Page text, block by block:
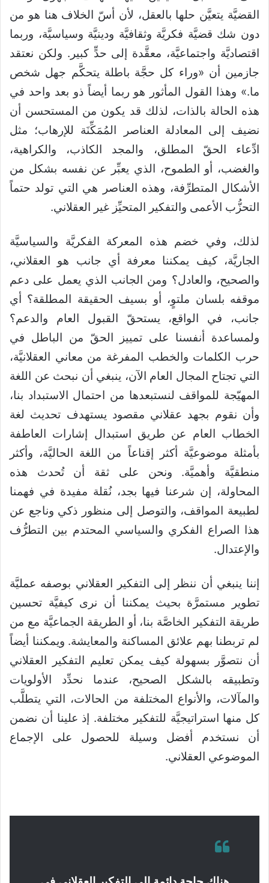
القضيَّة يتعيَّن حلها بالعقل، لأن أسّ الخلاف هنا هو من
دون شك قضيَّة فكريَّة وثقافيَّة ودينيَّة وسياسيَّة، وربما
اقتصاديَّة واجتماعيَّة، معقَّدة إلى حدٍّ كبير. ولكن نعتقد
جازمين أن «وراء كل حجَّة باطلة يتحكَّم جهل شخص
ما.» وهذا القول المأثور هو ربما أيضاً ذو بعد واحد في
هذه الحالة بالذات، لذلك قد يكون من المستحسن أن
نضيف إلى المعادلة العناصر المُمَكِّنَة للإرهاب؛ مثل
ادِّعاء الحقّ المطلق، والمجد الكاذب، والكراهية،
والغضب، أو الطموح، الذي يعبِّر عن نفسه بشكل من
الأشكال المتطرِّفة، وهذه العناصر هي التي تولد حتماً
التحزُّب الأعمى والتفكير المتحيِّز غير العقلاني.
لذلك، وفي خضم هذه المعركة الفكريَّة والسياسيَّة
الجاريَّة، كيف يمكننا معرفة أي جانب هو العقلاني،
والصحيح، والعادل؟ ومن الجانب الذي يعمل على دعم
موقفه بلسان ملتوٍ، أو بسيف الحقيقة المطلقة؟ أي
جانب، في الواقع، يستحقّ القبول العام والدعم؟
ولمساعدة أنفسنا على تمييز الحقّ من الباطل في
حرب الكلمات والخطب المفرغة من معاني العقلانيَّة،
التي تجتاح المجال العام الآن، ينبغي أن نبحث عن اللغة
المهيّجة للمواقف لنستبعدها من احتمال الاستبداد بنا،
وأن نقوم بجهد عقلاني مقصود يستهدف تحديث لغة
الخطاب العام عن طريق استبدال إشارات العاطفة
بأمثلة موضوعيَّة أكثر إقناعاً من اللغة الحاليَّة، وأكثر
منطقيَّة وأهميَّة. ونحن على ثقة أن تُحدث هذه
المحاولة، إن شرعنا فيها بجد، نُقلة مفيدة في فهمنا
لطبيعة المواقف، والتوصل إلى منظور ذكي وناجع عن
هذا الصراع الفكري والسياسي المحتدم بين التطرُّف
والإعتدال.
إننا ينبغي أن ننظر إلى التفكير العقلاني بوصفه عمليَّة
تطوير مستمرَّة بحيث يمكننا أن نرى كيفيَّة تحسين
طريقة التفكير الخاصَّة بنا، أو الطريقة الجماعيَّة مع من
لم تربطنا بهم علائق المساكنة والمعايشة. ويمكننا أيضاً
أن نتصوَّر بسهولة كيف يمكن تعليم التفكير العقلاني
وتطبيقه بالشكل الصحيح، عندما نحدِّد الأولويات
والمآلات، والأنواع المختلفة من الحالات، التي يتطلَّب
كل منها استراتيجيَّة للتفكير مختلفة. إذ علينا أن نضمن
أن نستخدم أفضل وسيلة للحصول على الإجماع
الموضوعي العقلاني.